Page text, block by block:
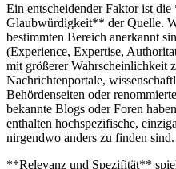
Ein entscheidender Faktor ist
Glaubwürdigkeit** der Quelle.
bestimmten Bereich anerkannt
(Experience, Expertise,
mit größerer Wahrscheinlichkeit
Nachrichtenportale,
Behördenseiten oder
bekannte Blogs oder Foren
enthalten hochspezifische,
nirgendwo anders zu finden sind.
**Relevanz und Spezifität**